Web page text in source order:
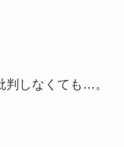
判しなくても…。